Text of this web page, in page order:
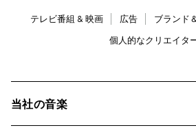
テレビ番組 & 映画 広告
ブランド
個人的なクリエイタ
当社の音楽